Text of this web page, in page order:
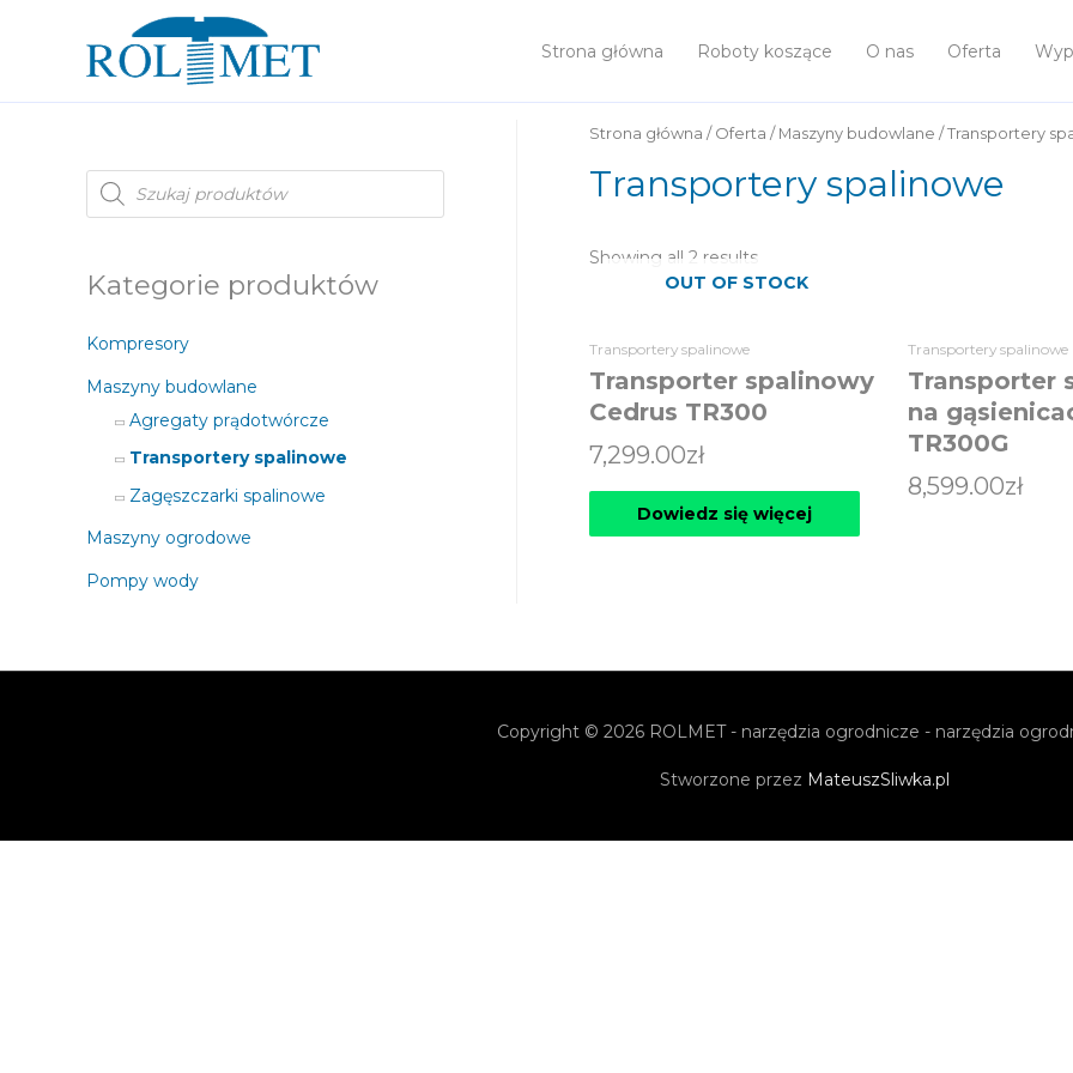
Strona główna Roboty koszące O nas Oferta
W
s
w
k
p
r
Kategorie produktów
Kompresory
Maszyny budowlane
Agregaty prądotwórcze
Transportery spalinowe
Zagęszczarki spalinowe
Maszyny ogrodowe
Pompy wody
Strona główna / Oferta / Maszyny budowlane / Transportery
Transportery spalinowe
Showing all 2 results
OUT OF STOCK
Transportery spalinowe
Transporter spalinowy
Cedrus TR300
7,299.00zł
Dowiedz się więcej
Transportery spalinowe
Transporter
na
TR300G
8,599.00zł
Copyright © 2026 ROLMET - narzędzia ogrodnicze - narzędzia
Stworzone przez MateuszSliwka.pl